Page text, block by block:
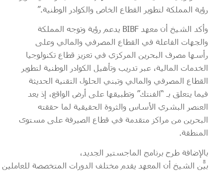
رؤية المملكة لتطوير القطاع الخاص والكوادر الوطنية.”
وأكد الشيخ أن معهد BIBF يدعم رؤية وتوجه المملكة
والجهات الفاعلة في القطاع المصرفي والمالي وعلى
رأسها مصرف البحرين المركزي في تعزيز قطاع تكنولوجيا
الخدمات المالية، عبر تدريب وتأهيل الكوادر الوطنية لتطوير
القطاع المصرفي والمالي وتبني الحلول التقنية الحديثة
فيما يتعلق بـ “الفنتك” وتطبيقها على أرض الواقع، إذ يعد
العنصر البشري الأساس والثروة الحقيقية لما حققته
البحرين من مراكز متقدمة في قطاع الصيرفة على مستوى
المنطقة.
بالإضافة طرح برنامج الماجستير الجديد،